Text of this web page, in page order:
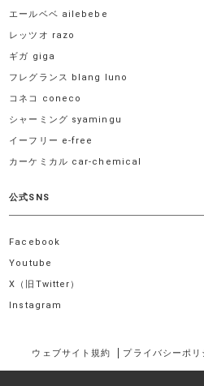
エールベベ ailebebe
レッツオ razo
ギガ giga
フレグランス blang luno
コネコ coneco
シャーミング syamingu
イーフリー e-free
カーケミカル car-chemical
公式SNS
Facebook
Youtube
X（旧Twitter）
Instagram
ウェブサイト規約 プライバシーポリ